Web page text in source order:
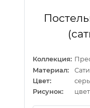
Коллекция:
Материал:
Цвет:
Рисунок: